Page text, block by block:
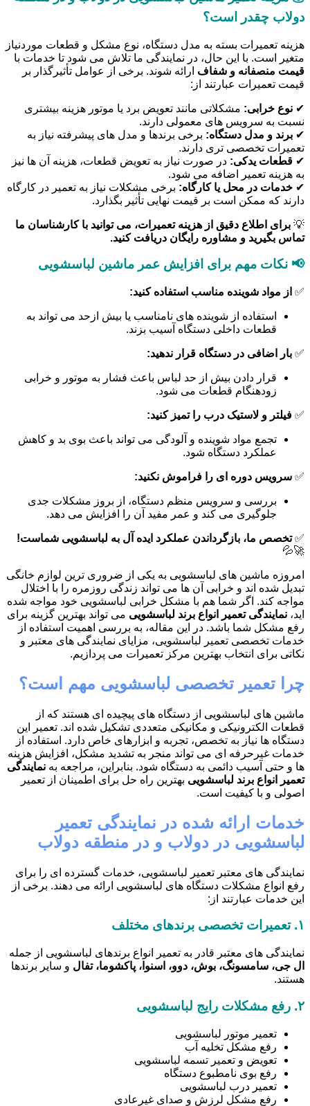
دولاب چقدر است؟
هزینه تعمیرات بسته به مدل دستگاه، نوع مشکل و قطعات موردنیاز
متغیر است. با این حال، در نمایندگی ما تلاش می شود تا خدمات با
قیمت منصفانه و شفاف ارائه شوند. برخی از عوامل تأثیرگذار بر
قیمت تعمیرات عبارتند از:
✔ نوع خرابی: مشکلاتی مانند تعویض برد یا موتور هزینه بیشتری
نسبت به سرویس های معمولی دارند.
✔ برند و مدل دستگاه: برخی برندها و مدل های پیشرفته نیاز به
تعمیرات تخصصی تری دارند.
✔ قطعات یدکی: در صورت نیاز به تعویض قطعات، هزینه آن ها نیز
به هزینه تعمیر اضافه می شود.
✔ خدمات در محل یا کارگاه: برخی مشکلات نیاز به تعمیر در کارگاه
دارند که ممکن است بر قیمت نهایی تأثیر بگذارد.
💡 برای اطلاع دقیق از هزینه تعمیرات، می توانید با کارشناسان ما
تماس بگیرید و مشاوره رایگان دریافت کنید.
📢 نکات مهم برای افزایش عمر ماشین لباسشویی
✅ از مواد شوینده مناسب استفاده کنید:
استفاده از شوینده های نامناسب یا بیش ازحد می تواند به
قطعات داخلی دستگاه آسیب بزند.
✅ بار اضافی در دستگاه قرار ندهید:
قرار دادن بیش از حد لباس باعث فشار به موتور و خرابی
زودهنگام قطعات می شود.
✅ فیلتر و لاستیک درب را تمیز کنید:
تجمع مواد شوینده و آلودگی می تواند باعث بوی بد و کاهش
عملکرد دستگاه شود.
✅ سرویس دوره ای را فراموش نکنید:
بررسی و سرویس منظم دستگاه، از بروز مشکلات جدی
جلوگیری می کند و عمر مفید آن را افزایش می دهد.
✅تخصص ما، بازگرداندن عملکرد ایده آل به لباسشویی شماست!
🚀💦
امروزه ماشین های لباسشویی به یکی از ضروری ترین لوازم خانگی
تبدیل شده اند و خرابی آن ها می تواند زندگی روزمره را با اختلال
مواجه کند. اگر شما هم با مشکل خرابی لباسشویی خود مواجه شده
اید، نمایندگی تعمیر انواع برند لباسشویی می تواند بهترین گزینه برای
رفع مشکل شما باشد. در این مقاله، به بررسی اهمیت استفاده از
خدمات تخصصی تعمیر لباسشویی، مزایای نمایندگی های معتبر و
نکاتی برای انتخاب بهترین مرکز تعمیرات می پردازیم.
چرا تعمیر تخصصی لباسشویی مهم است؟
ماشین های لباسشویی از دستگاه های پیچیده ای هستند که از
قطعات الکترونیکی و مکانیکی متعددی تشکیل شده اند. تعمیر این
دستگاه ها نیاز به تخصص، تجربه و ابزارهای خاص دارد. استفاده از
خدمات غیرحرفه ای می تواند منجر به تشدید مشکل، افزایش هزینه
ها و حتی آسیب دائمی به دستگاه شود. بنابراین، مراجعه به نمایندگی
تعمیر انواع برند لباسشویی بهترین راه حل برای اطمینان از تعمیر
اصولی و با کیفیت است.
خدمات ارائه شده در نمایندگی تعمیر
لباسشویی در دولاب و در منطقه دولاب
نمایندگی های معتبر تعمیر لباسشویی، خدمات گسترده ای را برای
رفع انواع مشکلات دستگاه های لباسشویی ارائه می دهند. برخی از
این خدمات عبارتند از:
۱. تعمیرات تخصصی برندهای مختلف
نمایندگی های معتبر قادر به تعمیر انواع برندهای لباسشویی از جمله
ال جی، سامسونگ، بوش، دوو، اسنوا، پاکشوما، تفال و سایر برندها
هستند.
۲. رفع مشکلات رایج لباسشویی
تعمیر موتور لباسشویی
رفع مشکل تخلیه آب
تعویض و تعمیر تسمه لباسشویی
رفع بوی نامطبوع دستگاه
تعمیر درب لباسشویی
رفع مشکل لرزش و صدای غیرعادی